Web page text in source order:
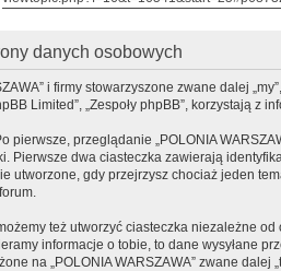
danych osobowych
i firmy stowarzyszone zwane dalej
Limited”, „Zespoły phpBB”, korzystają
pierwsze, przeglądanie „POLONIA
Pierwsze dwa ciasteczka zawierają
utworzone, gdy przejrzysz chociaż jeden
też utworzyć ciasteczka niezależne
informacje o tobie, to dane wysyłane
na „POLONIA WARSZAWA” zwane